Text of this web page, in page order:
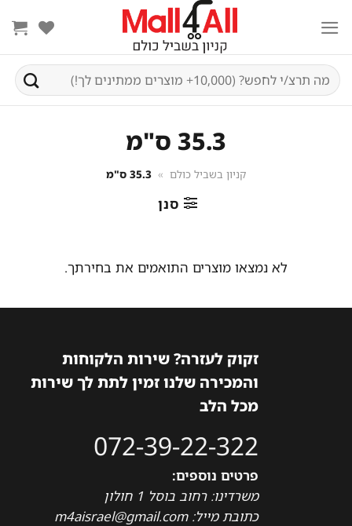
content
חיפוש
עבור:
35.3 ס"מ
קניון בשביל כולם » 35.3 ס"מ
סנן
לא נמצאו מוצרים התואמים את בחירתך.
זקוק לעזרה? שירות הלקוחות
והמכירה שלנו זמין לתת לך שירות
מכל הלב
072-39-22-322
פרטים נוספים:
משרדינו: רחוב בוסל 1 חולון
כתובת מייל: m4aisrael@gmail.com